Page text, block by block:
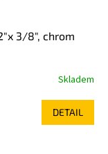
3/8", chrom
Skladem
DETAIL